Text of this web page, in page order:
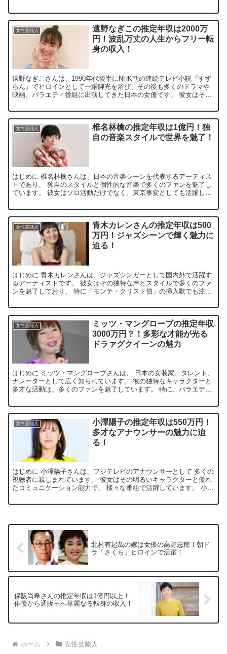
女性芸能人
遠野なぎこの推定年収は2000万
円！波乱万丈の人生からフリー転
身の収入！
遠野なぎこさんは、1990年代後半にNHK朝の連続テレビ小説『すず
らん』でヒロインとして一躍脚光を浴び、その後も多くのドラマや
映画、バラエティ番組に出演してきた日本の女優です。 彼女はその
女性芸能人
椎名林檎の推定年収は1億円！独
自の音楽スタイルで世界を魅了！
はじめに 椎名林檎さんは、日本の音楽シーンを代表するアーティス
トであり、 独自のスタイルと個性的な音楽で多くのファンを魅了し
ています。 彼女はソロ活動だけでなく、東京事変としても活躍し、
女性芸能人
青木カレンさんの推定年収は500
万円！ジャズシーンで輝く魅力に
迫る！
はじめに 青木カレンさんは、ジャズシンガーとして国内外で活躍す
るアーティストです。 彼女はその独特な声とスタイルで多くのファ
ンを魅了しており、 特に「モンテ・クリスト伯」の挿入歌でも注目
女性芸能人
ミッツ・マングローブの推定年収
3000万円？！多彩な才能が光る
ドラァグクイーンの魅力
はじめに ミッツ・マングローブさんは、 日本の女装家、タレント、
ナレーターとして広く知られています。 彼の独特なキャラクターと
多才な活動は、多くのファンを魅了しています。 特に、バラエティ
女性芸能人
小澤陽子の推定年収は550万円！
多才なアナウンサーの魅力に迫
る！
はじめに 小澤陽子さんは、フジテレビのアナウンサーとして 多くの
視聴者に親しまれています。 彼女はその明るいキャラクターと優れ
たコミュニケーション能力で、 様々な番組で活躍しています。 小澤
北村有起哉の嫁は女優の高野志穂！朝ド
ラ「さくら」ヒロインで活躍！
保阪尚希さんの推定年収は1億円以上！
俳優から通販王へ華麗なる転身の収入！
ホーム 女性芸能人